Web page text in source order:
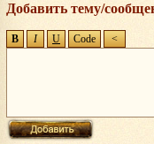
Добавить тему/